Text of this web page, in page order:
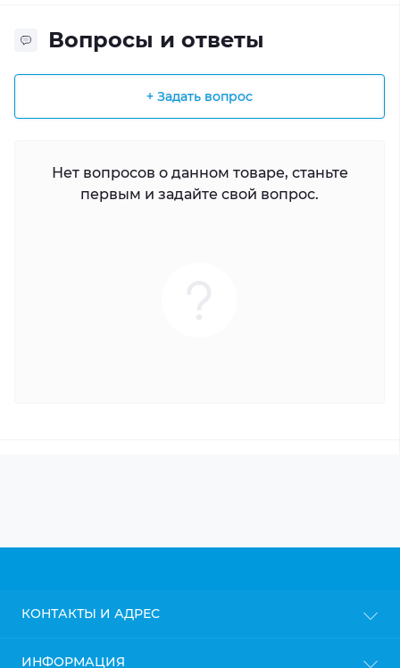
Вопросы и ответы
+ Задать вопрос
Нет вопросов о данном товаре, станьте
первым и задайте свой вопрос.
КОНТАКТЫ И АДРЕС
ИНФОРМАЦИЯ